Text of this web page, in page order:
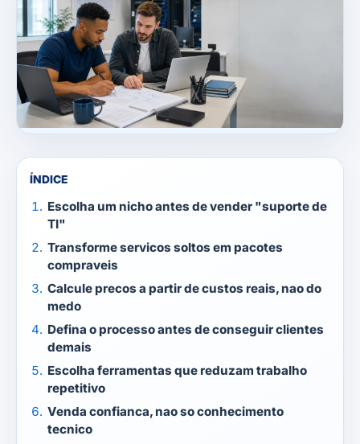
ÍNDICE
Escolha um nicho antes de vender "suporte de
TI"
Transforme servicos soltos em pacotes
compraveis
Calcule precos a partir de custos reais, nao do
medo
Defina o processo antes de conseguir clientes
demais
Escolha ferramentas que reduzam trabalho
repetitivo
Venda confianca, nao so conhecimento
tecnico